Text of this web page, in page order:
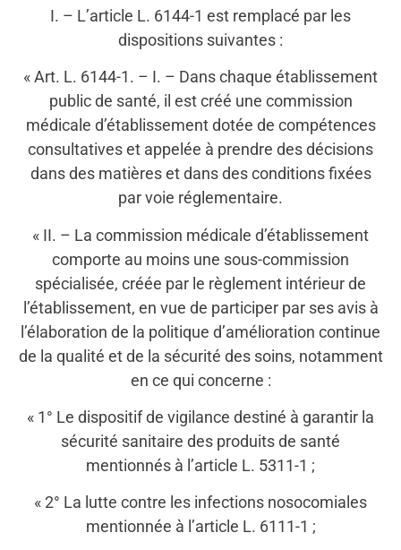
I. – L’article L. 6144-1 est remplacé par les
dispositions suivantes :
« Art. L. 6144-1. – I. – Dans chaque établissement
public de santé, il est créé une commission
médicale d’établissement dotée de compétences
consultatives et appelée à prendre des décisions
dans des matières et dans des conditions fixées
par voie réglementaire.
« II. – La commission médicale d’établissement
comporte au moins une sous-commission
spécialisée, créée par le règlement intérieur de
l’établissement, en vue de participer par ses avis à
l’élaboration de la politique d’amélioration continue
de la qualité et de la sécurité des soins, notamment
en ce qui concerne :
« 1° Le dispositif de vigilance destiné à garantir la
sécurité sanitaire des produits de santé
mentionnés à l’article L. 5311-1 ;
« 2° La lutte contre les infections nosocomiales
mentionnée à l’article L. 6111-1 ;